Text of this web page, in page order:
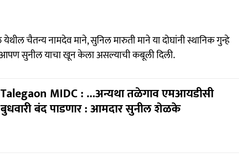
चैतन्य नामदेव माने, सुनिल मारुती माने या दोघांनी स्थानिक गुन्हे
आपण सुनील याचा खून केला असल्याची कबूली दिली.
Talegaon MIDC : ...अन्यथा तळेगाव एमआयडीसी
बुधवारी बंद पाडणार : आमदार सुनील शेळके